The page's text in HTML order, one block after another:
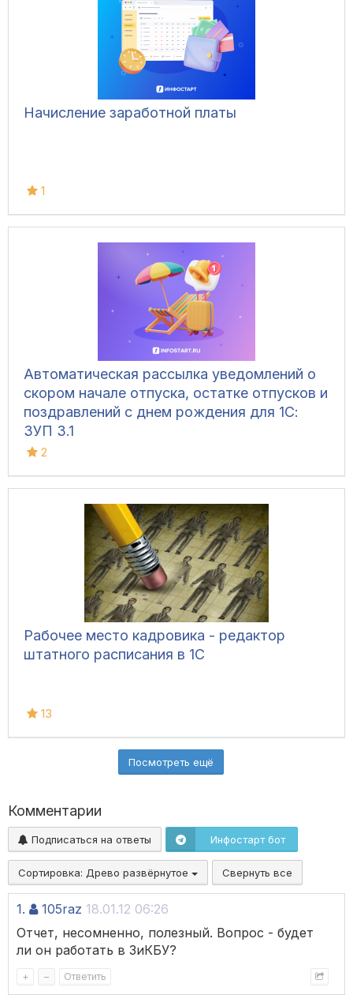
Начисление заработной платы
1
Автоматическая рассылка уведомлений о
скором начале отпуска, остатке отпусков и
поздравлений с днем рождения для 1С:
ЗУП 3.1
2
Рабочее место кадровика - редактор
штатного расписания в 1С
13
Посмотреть ещё
Комментарии
Подписаться на ответы Инфостарт бот
Сортировка: Древо развёрнутое Свернуть все
1. 105raz 18.01.12 06:26
Отчет, несомненно, полезный. Вопрос - будет
ли он работать в ЗиКБУ?
+ – Ответить